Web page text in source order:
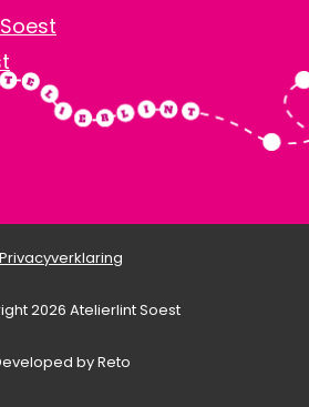
Privacyverklaring
2026 Atelierlint Soest
by Reto